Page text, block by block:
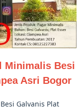
Minimalis Besi
Asri Bogor
Galvanis Plat